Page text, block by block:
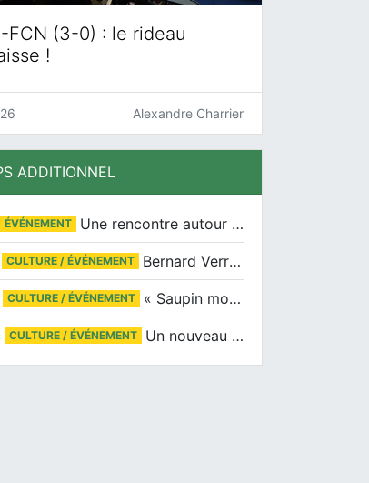
FCN (3-0) : le rideau
!
Alexandre Charrier
ADDITIONNEL
ÉVÉNEMENT Une rencontre autour de Jean-Claude Suaudeau
CULTURE / ÉVÉNEMENT Bernard Verret en dédicaces le samedi 13 décembre à l’Espace Culturel Atlantis
CULTURE / ÉVÉNEMENT « Saupin mon amour » au salon du livre de Trentemoult
CULTURE / ÉVÉNEMENT Un nouveau tirage pour le Docu-BD